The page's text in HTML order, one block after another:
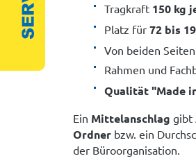
Tragkraft 150 kg
Platz für72 bis
Von beiden
Rahmen und
Qualität "Made
Ein Mittelanschlag gibt
Ordner bzw. ein
der Büroorganisation.